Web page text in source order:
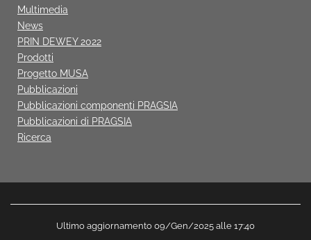
Multimedia
News
PRIN DEWEY 2022
Prodotti
Progetto MUSA
Pubblicazioni
Pubblicazioni componenti PRAGSIA
Pubblicazioni di PRAGSIA
Ricerca
Ultimo aggiornamento 09/Gen/2025 alle 17:40